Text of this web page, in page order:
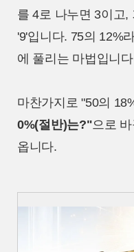
를 4로 나누면 3이고,
'9'입니다. 75의 12%
에 풀리는 마법입니
마찬가지로 "50의
0%(절반)는?"으로
옵니다.